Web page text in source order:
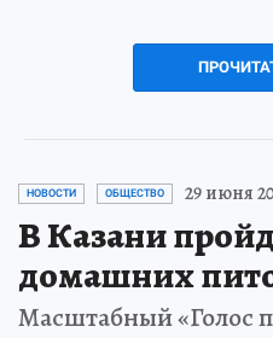
НОВОСТИ ОБЩЕСТВО 29 июня
В Казани
домашних
Масштабный «Голос